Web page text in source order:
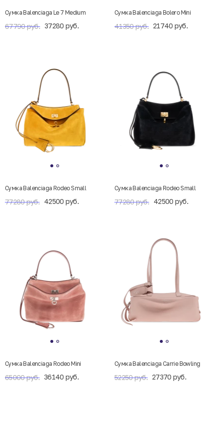
Сумка Balenciaga Le 7 Medium
67790 руб. 37280 руб.
Сумка Balenciaga Bolero Mini
41350 руб. 21740 руб.
Сумка Balenciaga Rodeo Small
77280 руб. 42500 руб.
Сумка Balenciaga Rodeo Small
77280 руб. 42500 руб.
Сумка Balenciaga Rodeo Mini
65000 руб. 36140 руб.
Сумка Balenciaga Carrie Bowling
52250 руб. 27370 руб.